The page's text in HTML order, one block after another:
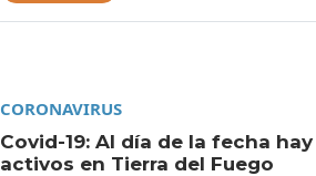
CORONAVIRUS
Covid-19: Al día de la fecha
activos en Tierra del Fuego